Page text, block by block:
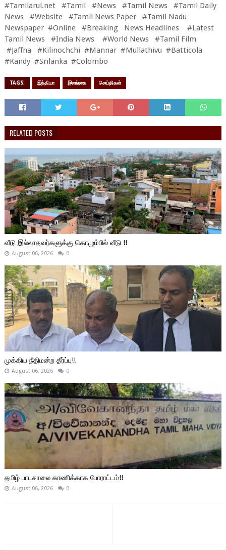
#Tamilarul.net #Tamil #News #Tamil News #Tamil Daily
News #Website #Tamil News Paper #Tamil Nadu
Newspaper #Online #Breaking News Headlines #Latest
Tamil News #India News #World News #Tamil Film
#Jaffna #Kilinochchi #Mannar #Mullathivu #Batticola
#Kandy #Srilanka #Colombo
TAGS: இந்தியா இலங்கை செய்திகள்
RELATED POSTS
வீடு இல்லாதவர்களுக்கு கொழும்பில் வீடு !!
August 06, 2026 0
முக்கிய நீதிமன்ற தீர்ப்பு!!
August 06, 2026 0
தமிழ் பாடசாலை காணிக்காக போராட்டம்!!
August 06, 2026 0